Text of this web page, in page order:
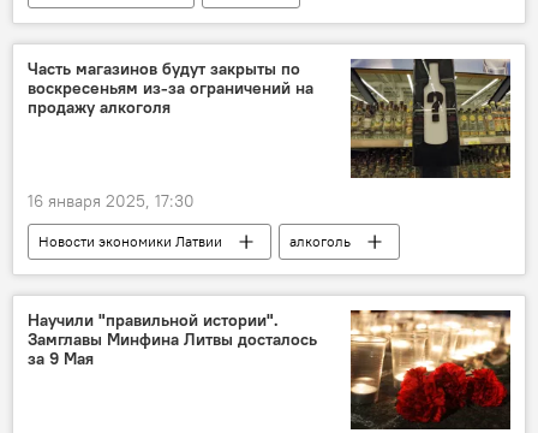
рождаемость
Часть магазинов будут закрыты по
воскресеньям из-за ограничений на
продажу алкоголя
16 января 2025, 17:30
Новости экономики Латвии
алкоголь
торговля
Научили "правильной истории".
Замглавы Минфина Литвы досталось
за 9 Мая